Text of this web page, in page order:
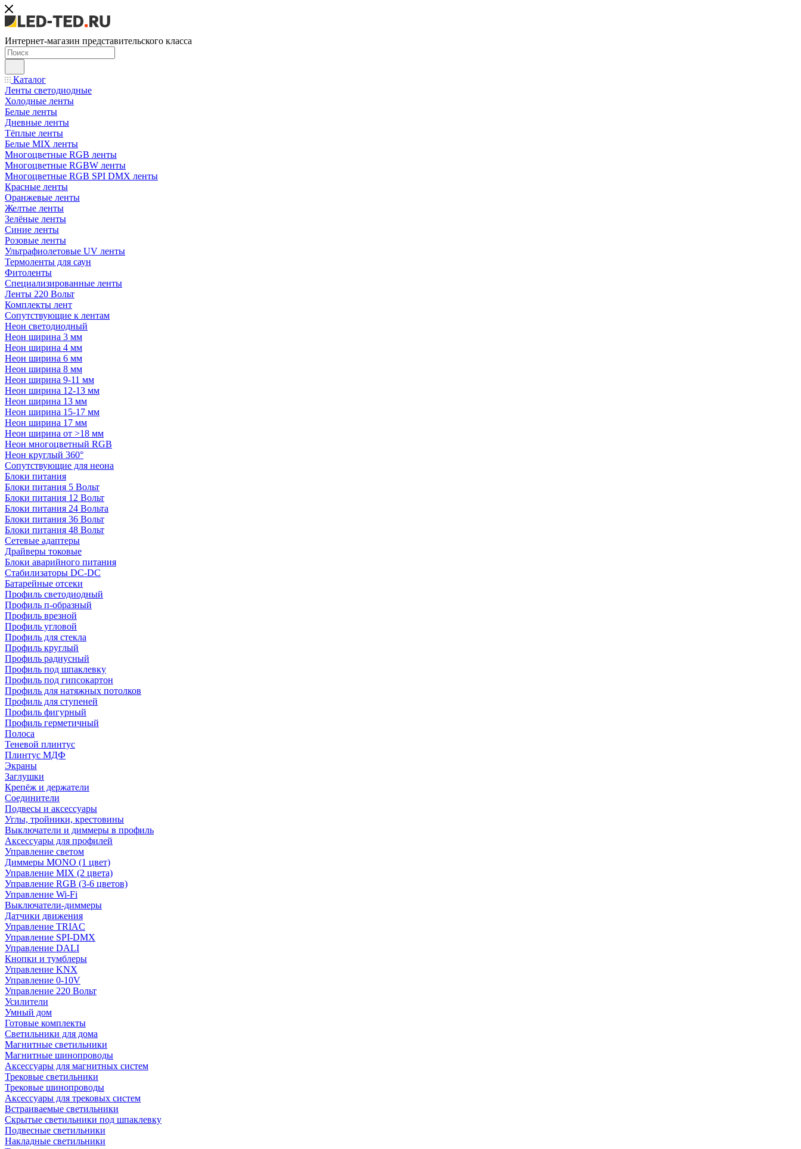
Интернет-магазин представительского класса
Каталог
Ленты светодиодные
Холодные ленты
Белые ленты
Дневные ленты
Тёплые ленты
Белые MIX ленты
Многоцветные RGB ленты
Многоцветные RGBW ленты
Многоцветные RGB SPI DMX ленты
Красные ленты
Оранжевые ленты
Желтые ленты
Зелёные ленты
Синие ленты
Розовые ленты
Ультрафиолетовые UV ленты
Термоленты для саун
Фитоленты
Специализированные ленты
Ленты 220 Вольт
Комплекты лент
Сопутствующие к лентам
Неон светодиодный
Неон ширина 3 мм
Неон ширина 4 мм
Неон ширина 6 мм
Неон ширина 8 мм
Неон ширина 9-11 мм
Неон ширина 12-13 мм
Неон ширина 13 мм
Неон ширина 15-17 мм
Неон ширина 17 мм
Неон ширина от >18 мм
Неон многоцветный RGB
Неон круглый 360°
Сопутствующие для неона
Блоки питания
Блоки питания 5 Вольт
Блоки питания 12 Вольт
Блоки питания 24 Вольта
Блоки питания 36 Вольт
Блоки питания 48 Вольт
Сетевые адаптеры
Драйверы токовые
Блоки аварийного питания
Стабилизаторы DC-DC
Батарейные отсеки
Профиль светодиодный
Профиль п-образный
Профиль врезной
Профиль угловой
Профиль для стекла
Профиль круглый
Профиль радиусный
Профиль под шпаклевку
Профиль под гипсокартон
Профиль для натяжных потолков
Профиль для ступеней
Профиль фигурный
Профиль герметичный
Полоса
Теневой плинтус
Плинтус МДФ
Экраны
Заглушки
Крепёж и держатели
Соединители
Подвесы и аксессуары
Углы, тройники, крестовины
Выключатели и диммеры в профиль
Аксессуары для профилей
Управление светом
Диммеры MONO (1 цвет)
Управление MIX (2 цвета)
Управление RGB (3-6 цветов)
Управление Wi-Fi
Выключатели-диммеры
Датчики движения
Управление TRIAC
Управление SPI-DMX
Управление DALI
Кнопки и тумблеры
Управление KNX
Управление 0-10V
Управление 220 Вольт
Усилители
Умный дом
Готовые комплекты
Светильники для дома
Магнитные светильники
Магнитные шинопроводы
Аксессуары для магнитных систем
Трековые светильники
Трековые шинопроводы
Аксессуары для трековых систем
Встраиваемые светильники
Скрытые светильники под шпаклевку
Подвесные светильники
Накладные светильники